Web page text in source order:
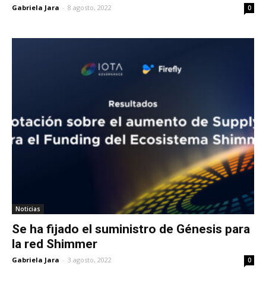
Gabriela Jara - 8 agosto, 2022 0
Noticias
Se ha fijado el suministro de Génesis para
la red Shimmer
Gabriela Jara - 3 agosto, 2022 0